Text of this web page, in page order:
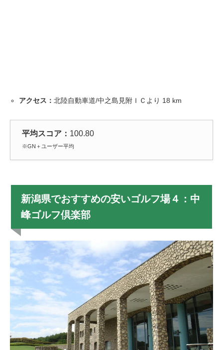
アクセス：北陸自動車道/中之島見附ＩＣより 18 km
平均スコア： 100.80
※GN＋ユーザー平均
新潟県でおすすめの安いゴルフ場４：中
峰ゴルフ倶楽部